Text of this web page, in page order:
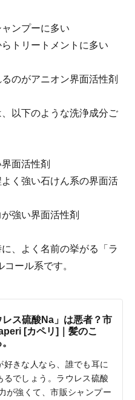
ンプーに多い
トリートメントに多い
のがアニオン界面活性剤
以下のような洗浄成分ご
面活性剤
く強い石けん系の界面活
強い界面活性剤
、よく名前の挙がる「ラ
ール系です。
ス硫酸Na」は悪者？市
[カペリ]｜髪のこ
好きな人なら、誰でも耳に
るでしょう。ラウレス硫酸
が強くて、市販シャンプー